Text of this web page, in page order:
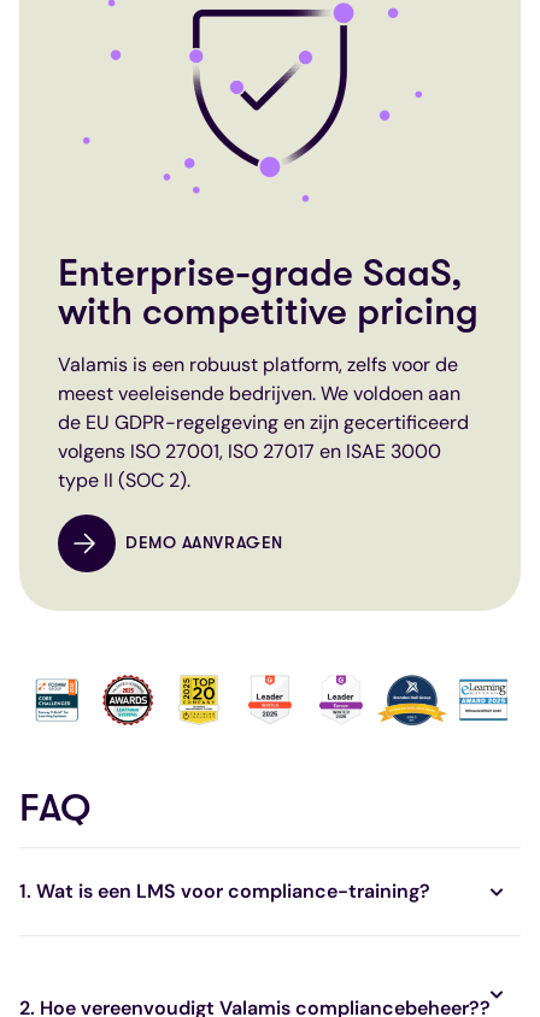
Enterprise-grade SaaS,
with competitive pricing
Valamis is een robuust platform, zelfs voor de
meest veeleisende bedrijven. We voldoen aan
de EU GDPR-regelgeving en zijn gecertificeerd
volgens ISO 27001, ISO 27017 en ISAE 3000
type II (SOC 2).
DEMO AANVRAGEN
FAQ
1. Wat is een LMS voor compliance-training?
2. Hoe vereenvoudigt Valamis compliancebeheer??